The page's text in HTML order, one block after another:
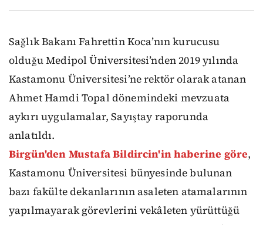
Sağlık Bakanı Fahrettin Koca’nın kurucusu
olduğu Medipol Üniversitesi’nden 2019 yılında
Kastamonu Üniversitesi’ne rektör olarak atanan
Ahmet Hamdi Topal dönemindeki mevzuata
aykırı uygulamalar, Sayıştay raporunda
anlatıldı.
Birgün'den Mustafa Bildircin'in haberine göre,
Kastamonu Üniversitesi bünyesinde bulunan
bazı fakülte dekanlarının asaleten atamalarının
yapılmayarak görevlerini vekâleten yürüttüğü